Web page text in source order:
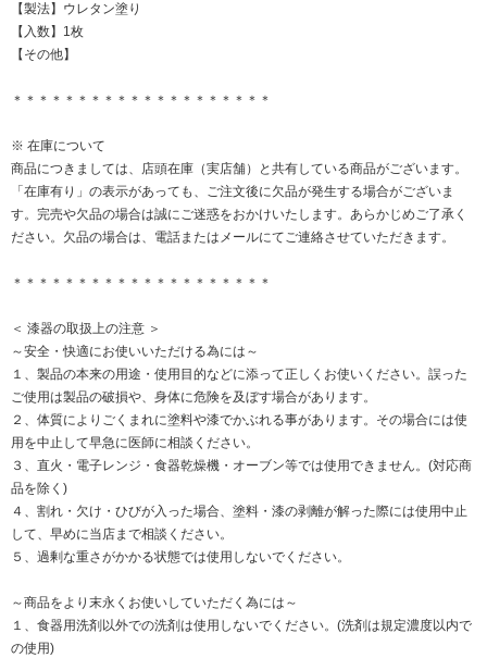
【製法】ウレタン塗り
【入数】1枚
【その他】
＊＊＊＊＊＊＊＊＊＊＊＊＊＊＊＊＊＊＊＊
※ 在庫について
商品につきましては、店頭在庫（実店舗）と共有している商品がございます。
「在庫有り」の表示があっても、ご注文後に欠品が発生する場合がございま
す。完売や欠品の場合は誠にご迷惑をおかけいたします。あらかじめご了承く
ださい。欠品の場合は、電話またはメールにてご連絡させていただきます。
＊＊＊＊＊＊＊＊＊＊＊＊＊＊＊＊＊＊＊＊
＜ 漆器の取扱上の注意 ＞
～安全・快適にお使いいただける為には～
１、製品の本来の用途・使用目的などに添って正しくお使いください。誤った
ご使用は製品の破損や、身体に危険を及ぼす場合があります。
２、体質によりごくまれに塗料や漆でかぶれる事があります。その場合には使
用を中止して早急に医師に相談ください。
３、直火・電子レンジ・食器乾燥機・オーブン等では使用できません。(対応商
品を除く)
４、割れ・欠け・ひびが入った場合、塗料・漆の剥離が解った際には使用中止
して、早めに当店まで相談ください。
５、過剰な重さがかかる状態では使用しないでください。
～商品をより末永くお使いしていただく為には～
１、食器用洗剤以外での洗剤は使用しないでください。(洗剤は規定濃度以内で
の使用)